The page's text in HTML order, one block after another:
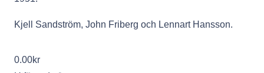
Kjell Sandström, John Friberg och Lennart Hansson.
0.00kr